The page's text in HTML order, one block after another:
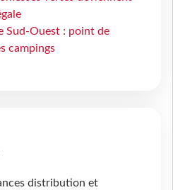
Sud-Ouest : point de
campings
distribution et